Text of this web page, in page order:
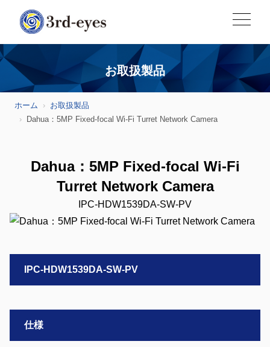
お取扱製品
ホーム
お取扱製品
Dahua：5MP Fixed-focal Wi-Fi Turret Network Camera
Dahua：5MP Fixed-focal Wi-Fi
Turret Network Camera
IPC-HDW1539DA-SW-PV
IPC-HDW1539DA-SW-PV
仕様